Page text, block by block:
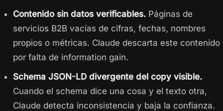
Contenido sin datos verificables. Páginas de
servicios B2B vacías de cifras, fechas, nombres
propios o métricas. Claude descarta este contenido
por falta de information gain.
Schema JSON-LD divergente del copy visible.
Cuando el schema dice una cosa y el texto otra,
Claude detecta inconsistencia y baja la confianza.